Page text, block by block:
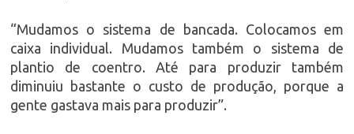
“Mudamos o sistema de bancada. Colocamos em
caixa individual. Mudamos também o sistema de
plantio de coentro. Até para produzir também
diminuiu bastante o custo de produção, porque a
gente gastava mais para produzir”.